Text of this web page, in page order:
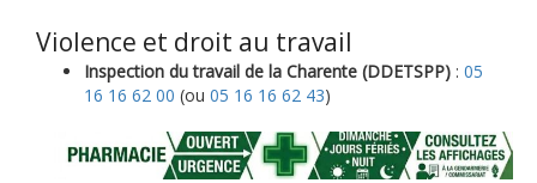
Violence et droit au travail
Inspection du travail de la Charente (DDETSPP) : 05
16 16 62 00 (ou 05 16 16 62 43)